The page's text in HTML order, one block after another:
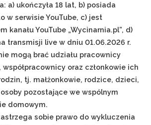
a) ukończyła 18 lat, b) posiada
w serwisie YouTube, c) jest
kanału YouTube „Wycinarnia.pl”, d)
transmisji live w dniu 01.06.2026 r.
mogą brać udziału pracownicy
współpracownicy oraz członkowie ich
tj. małżonkowie, rodzice, dzieci,
pozostające we wspólnym
domowym.
sobie prawo do wykluczenia